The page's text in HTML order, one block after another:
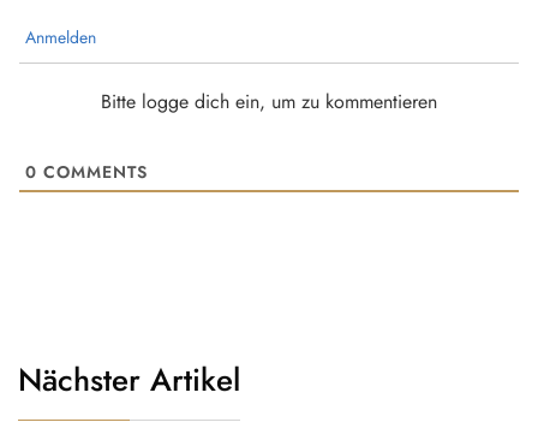
Anmelden
Bitte logge dich ein, um zu kommentieren
0 COMMENTS
Nächster Artikel